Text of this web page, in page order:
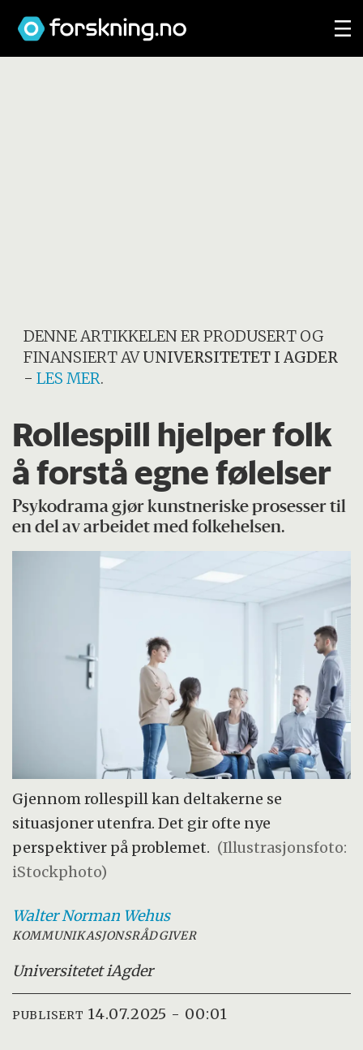
DENNE ARTIKKELEN ER PRODUSERT OG
FINANSIERT AVUNIVERSITETET I AGDER
-LES MER.
Rollespill hjelper folk
å forstå egne følelser
Psykodrama gjør kunstneriske prosesser til
en del av arbeidet med folkehelsen.
Gjennom rollespill kan deltakerne se
situasjoner utenfra. Det gir ofte nye
perspektiver på problemet. (Illustrasjonsfoto:
iStockphoto)
Walter Norman Wehus
KOMMUNIKASJONSRÅDGIVER
Universitetet iAgder
PUBLISERT 14.07.2025 - 00:01